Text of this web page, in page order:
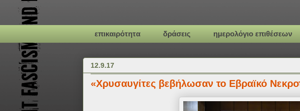
επικαιρότητα δράσεις ημερολόγιο επιθέσεων
12.9.17
«Χρυσαυγίτες βεβήλωσαν το Εβραϊκό